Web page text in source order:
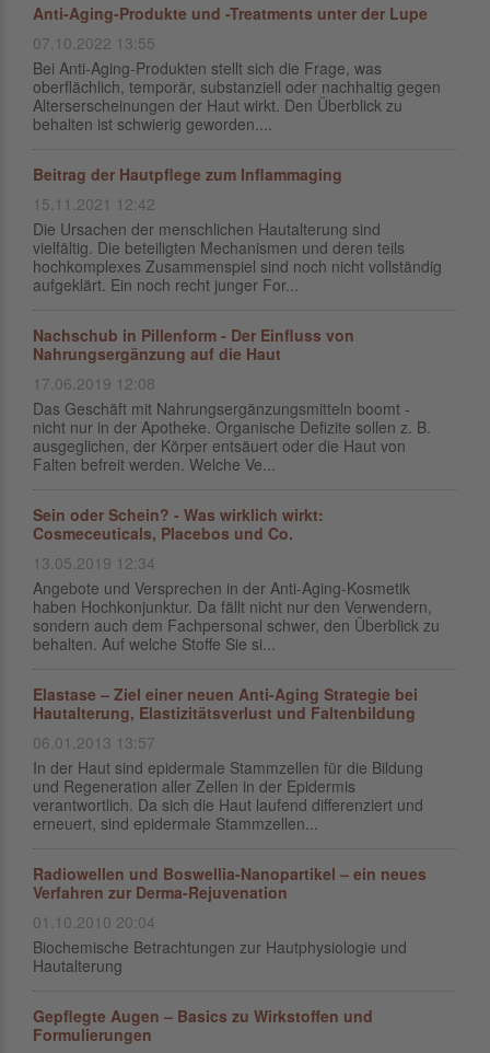
Anti-Aging-Produkte und -Treatments unter der Lupe
07.10.2022 13:55
Bei Anti-Aging-Produkten stellt sich die Frage, was
oberflächlich, temporär, substanziell oder nachhaltig gegen
Alterserscheinungen der Haut wirkt. Den Überblick zu
behalten ist schwierig geworden....
Beitrag der Hautpflege zum Inflammaging
15.11.2021 12:42
Die Ursachen der menschlichen Hautalterung sind
vielfältig. Die beteiligten Mechanismen und deren teils
hochkomplexes Zusammenspiel sind noch nicht vollständig
aufgeklärt. Ein noch recht junger For...
Nachschub in Pillenform - Der Einfluss von
Nahrungsergänzung auf die Haut
17.06.2019 12:08
Das Geschäft mit Nahrungsergänzungsmitteln boomt -
nicht nur in der Apotheke. Organische Defizite sollen z. B.
ausgeglichen, der Körper entsäuert oder die Haut von
Falten befreit werden. Welche Ve...
Sein oder Schein? - Was wirklich wirkt:
Cosmeceuticals, Placebos und Co.
13.05.2019 12:34
Angebote und Versprechen in der Anti-Aging-Kosmetik
haben Hochkonjunktur. Da fällt nicht nur den Verwendern,
sondern auch dem Fachpersonal schwer, den Überblick zu
behalten. Auf welche Stoffe Sie si...
Elastase – Ziel einer neuen Anti-Aging Strategie bei
Hautalterung, Elastizitätsverlust und Faltenbildung
06.01.2013 13:57
In der Haut sind epidermale Stammzellen für die Bildung
und Regeneration aller Zellen in der Epidermis
verantwortlich. Da sich die Haut laufend differenziert und
erneuert, sind epidermale Stammzellen...
Radiowellen und Boswellia-Nanopartikel – ein neues
Verfahren zur Derma-Rejuvenation
01.10.2010 20:04
Biochemische Betrachtungen zur Hautphysiologie und
Hautalterung
Gepflegte Augen – Basics zu Wirkstoffen und
Formulierungen